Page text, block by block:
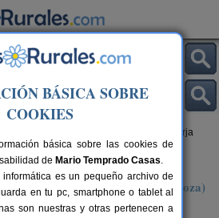
> Casa Rural Garnacha de Borja
de Borja
de La Misericordia (Zaragoza)
70 km de Zaragoza
BÁSICA SOBRE
COOKIES
básica sobre las cookies de
de Mario Temprado Casas.
es un pequeño archivo de
en tu pc, smartphone o tablet al
son nuestras y otras pertenecen a